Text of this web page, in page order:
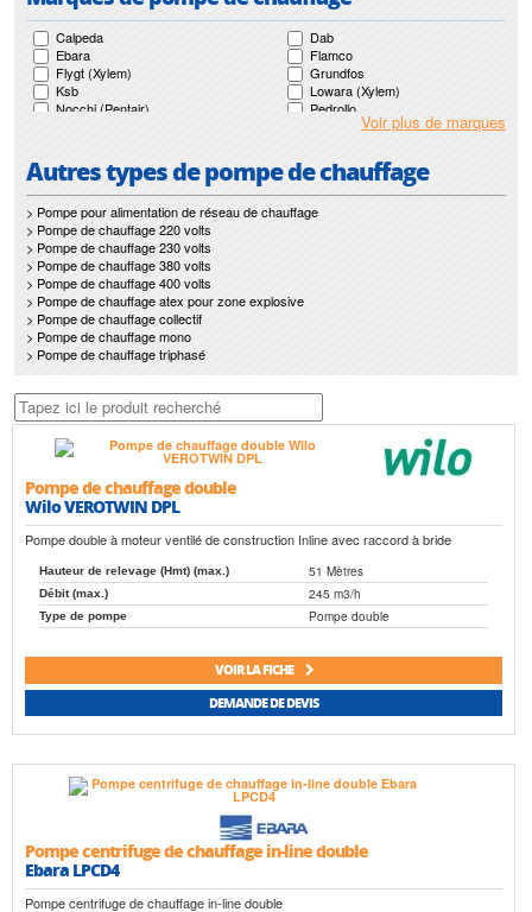
Calpeda
Dab
Ebara
Flamco
Flygt (Xylem)
Grundfos
Ksb
Lowara (Xylem)
Nocchi (Pentair)
Pedrollo
Voir plus de marques
Autres types de pompe de chauffage
> Pompe pour alimentation de réseau de chauffage
> Pompe de chauffage 220 volts
> Pompe de chauffage 230 volts
> Pompe de chauffage 380 volts
> Pompe de chauffage 400 volts
> Pompe de chauffage atex pour zone explosive
> Pompe de chauffage collectif
> Pompe de chauffage mono
> Pompe de chauffage triphasé
Pompe de chauffage double
Wilo VEROTWIN DPL
Pompe double à moteur ventilé de construction Inline avec raccord à bride
Hauteur de relevage (Hmt) (max.) 51 Mètres
Débit (max.) 245 m3/h
Type de pompe Pompe double
VOIR LA FICHE
DEMANDE DE DEVIS
Pompe centrifuge de chauffage in-line double
Ebara LPCD4
Pompe centrifuge de chauffage in-line double